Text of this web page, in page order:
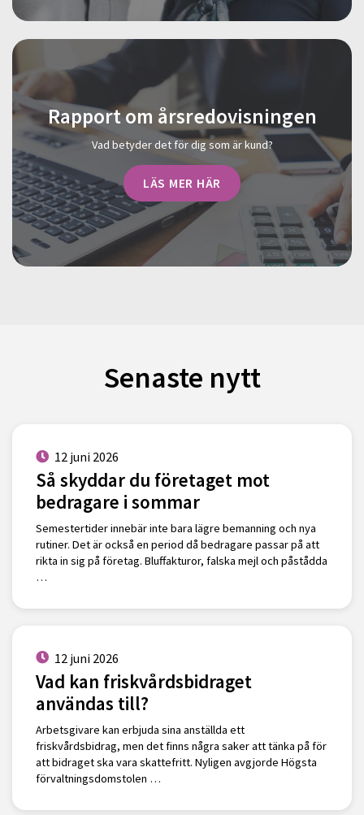
Rapport om årsredovisningen
Vad betyder det för dig som är kund?
LÄS MER HÄR
Senaste nytt
12 juni 2026
Så skyddar du företaget mot
bedragare i sommar
Semestertider innebär inte bara lägre bemanning och nya
rutiner. Det är också en period då bedragare passar på att
rikta in sig på företag. Bluffakturor, falska mejl och påstådda
…
12 juni 2026
Vad kan friskvårdsbidraget
användas till?
Arbetsgivare kan erbjuda sina anställda ett
friskvårdsbidrag, men det finns några saker att tänka på för
att bidraget ska vara skattefritt. Nyligen avgjorde Högsta
förvaltningsdomstolen …